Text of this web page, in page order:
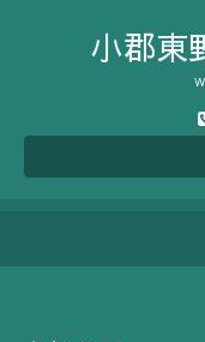
小郡東